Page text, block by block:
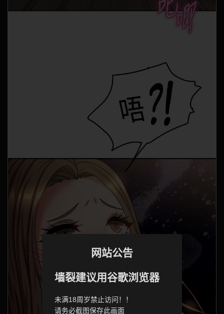
网站公告
墙裂建议用谷歌浏览器
未满18周岁禁止访问！！
请务必截图保存此画面